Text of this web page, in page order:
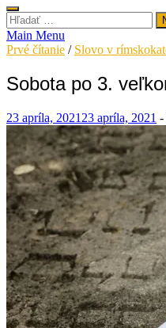
Hľadať:
Main Menu
Prvé čítanie / Slovo v
Sobota po 3.
23 apríla, 2021 23 apríla, 2021 -